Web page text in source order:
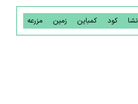
نشا کود کمباین زمین مزرعه